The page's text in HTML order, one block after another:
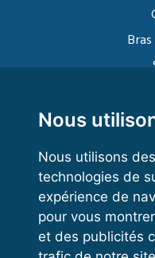
Nous
Nous utilisons
technologies de
expérience de
pour vous
et des publicités